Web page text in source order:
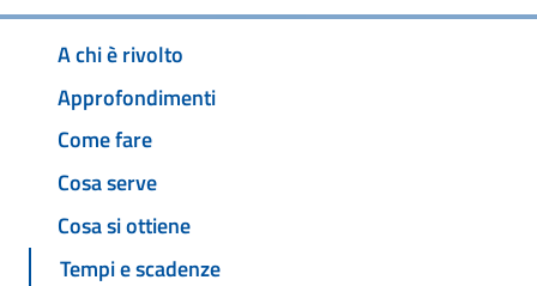
A chi è rivolto
Approfondimenti
Come fare
Cosa serve
Cosa si ottiene
Tempi e scadenze